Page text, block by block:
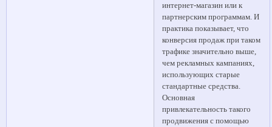
интернет-магазин или к
партнерским программам. И
практика показывает, что
конверсия продаж при таком
трафике значительно выше,
чем рекламных кампаниях,
использующих старые
стандартные средства.
Основная
привлекательность такого
продвижения с помощью